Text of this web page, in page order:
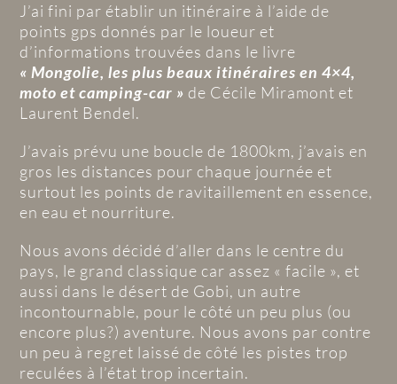
J’ai fini par établir un itinéraire à l’aide de
points gps donnés par le loueur et
d’informations trouvées dans le livre
« Mongolie, les plus beaux itinéraires en 4×4,
moto et camping-car » de Cécile Miramont et
Laurent Bendel.
J’avais prévu une boucle de 1800km, j’avais en
gros les distances pour chaque journée et
surtout les points de ravitaillement en essence,
en eau et nourriture.
Nous avons décidé d’aller dans le centre du
pays, le grand classique car assez « facile », et
aussi dans le désert de Gobi, un autre
incontournable, pour le côté un peu plus (ou
encore plus?) aventure. Nous avons par contre
un peu à regret laissé de côté les pistes trop
reculées à l’état trop incertain.